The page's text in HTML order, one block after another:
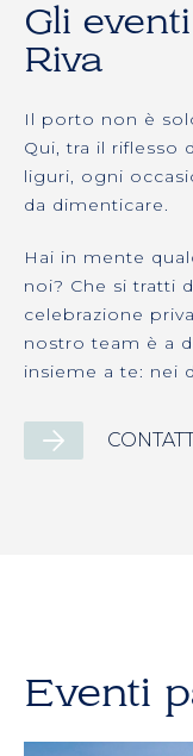
Gli
Riva
Il porto non è
Qui, tra il riflesso
liguri, ogni
da dimenticare.
Hai in mente
noi? Che si tratti
celebrazione
nostro team è a
insieme a te: nei
Eventi